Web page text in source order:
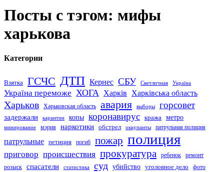
Посты с тэгом: мифы
харькова
Категории
Взятка ГСЧС ДТП Кернес СБУ Светличная Україна
Україна переможе ХОГА Харків Харківська область
Харьков Харьковская область авария выборы горсовет
задержали карантин копы коронавирус кража метро
минирование мэрия наркотики обстрел оккупанты патрульная полиция
патрульные петиция погиб пожар полиция
приговор происшествия прокуратура ребенок
ремонт
розыск
спасатели статистика суд убийство уголовное дело фото